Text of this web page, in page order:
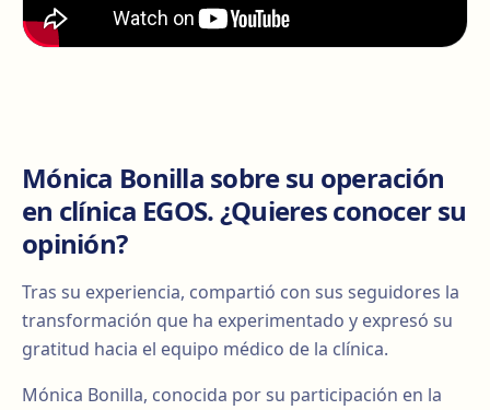
Mónica Bonilla sobre su operación
en clínica EGOS. ¿Quieres conocer su
opinión?
Tras su experiencia, compartió con sus seguidores la
transformación que ha experimentado y expresó su
gratitud hacia el equipo médico de la clínica.
Mónica Bonilla, conocida por su participación en la